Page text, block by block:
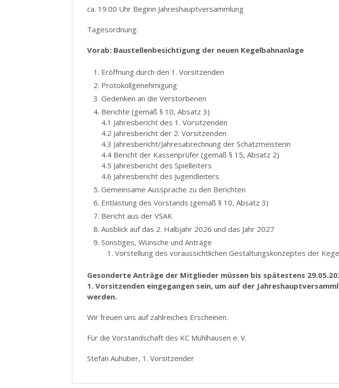
ca. 19.00 Uhr Beginn Jahreshauptversammlung
Tagesordnung:
Vorab: Baustellenbesichtigung der neuen Kegelbahnanlage
Eröffnung durch den 1. Vorsitzenden
Protokollgenehmigung
Gedenken an die Verstorbenen
Berichte (gemäß § 10, Absatz 3)
4.1 Jahresbericht des 1. Vorsitzenden
4.2 Jahresbericht der 2. Vorsitzenden
4.3 Jahresbericht/Jahresabrechnung der Schatzmeisterin
4.4 Bericht der Kassenprüfer (gemäß § 15, Absatz 2)
4.5 Jahresbericht des Spielleiters
4.6 Jahresbericht des Jugendleiters
Gemeinsame Aussprache zu den Berichten
Entlastung des Vorstands (gemäß § 10, Absatz 3)
Bericht aus der VSAK
Ausblick auf das 2. Halbjahr 2026 und das Jahr 2027
Sonstiges, Wünsche und Anträge
Vorstellung des voraussichtlichen Gestaltungskonzeptes der
Gesonderte Anträge der Mitglieder müssen bis spätestens
1. Vorsitzenden eingegangen sein, um auf der
werden.
Wir freuen uns auf zahlreiches Erscheinen.
Für die Vorstandschaft des KC Mühlhausen e. V.
Stefan Auhuber, 1. Vorsitzender